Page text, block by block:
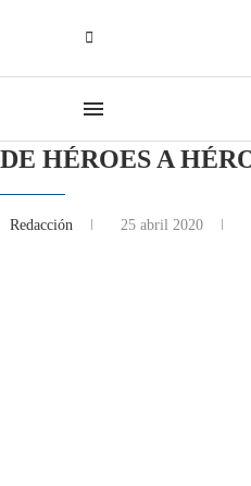
DE HÉROES A
Redacción 25 abril 2020